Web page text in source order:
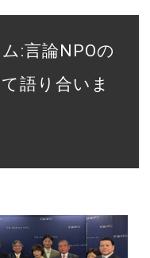
:言論NPOの
語り合いま